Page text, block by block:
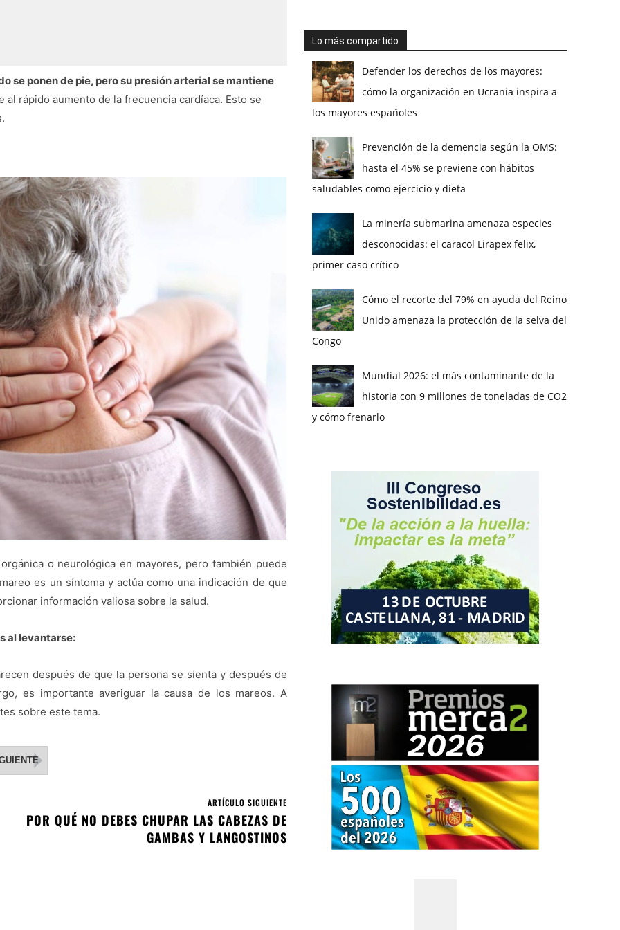
se ponen de pie, pero su presión arterial se mantiene
rápido aumento de la frecuencia cardíaca. Esto se
o neurológica en mayores, pero también puede
es un síntoma y actúa como una indicación de que
información valiosa sobre la salud.
al levantarse:
después de que la persona se sienta y después de
es importante averiguar la causa de los mareos. A
sobre este tema.
ARTÍCULO SIGUIENTE
POR QUÉ NO DEBES CHUPAR LAS CABEZAS DE
GAMBAS Y LANGOSTINOS
Lo más compartido
Defender los derechos de los mayores:
cómo la organización en Ucrania inspira a
los mayores españoles
Prevención de la demencia según la OMS:
hasta el 45% se previene con hábitos
saludables como ejercicio y dieta
La minería submarina amenaza especies
desconocidas: el caracol Lirapex felix,
primer caso crítico
Cómo el recorte del 79% en ayuda del Reino
Unido amenaza la protección de la selva del
Congo
Mundial 2026: el más contaminante de la
historia con 9 millones de toneladas de CO2
y cómo frenarlo